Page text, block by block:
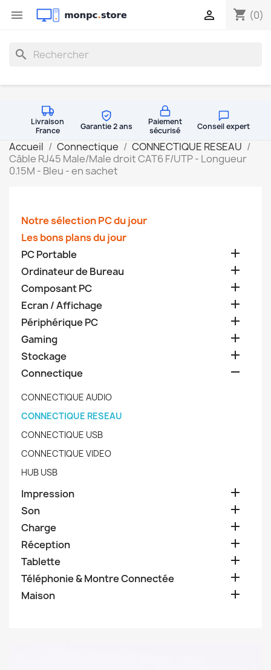
 shopping_cart (0)

search
Livraison
France
Garantie 2 ans
Paiement
sécurisé
Conseil expert
Accueil Connectique
CONNECTIQUE RESEAU
Câble RJ45 Male/Male droit CAT6 F/UTP - Longueur
0.15M - Bleu - en sachet
Notre sélection PC du jour
Les bons plans du jour
PC Portable

Ordinateur de Bureau 
Composant PC 
Ecran / Affichage 
Périphérique PC 
Gaming 
Stockage 
Connectique 
CONNECTIQUE AUDIO
CONNECTIQUE RESEAU
CONNECTIQUE USB
CONNECTIQUE VIDEO
HUB USB
Impression 
Son 
Charge 
Réception 
Tablette 
Téléphonie & Montre Connectée 
Maison 